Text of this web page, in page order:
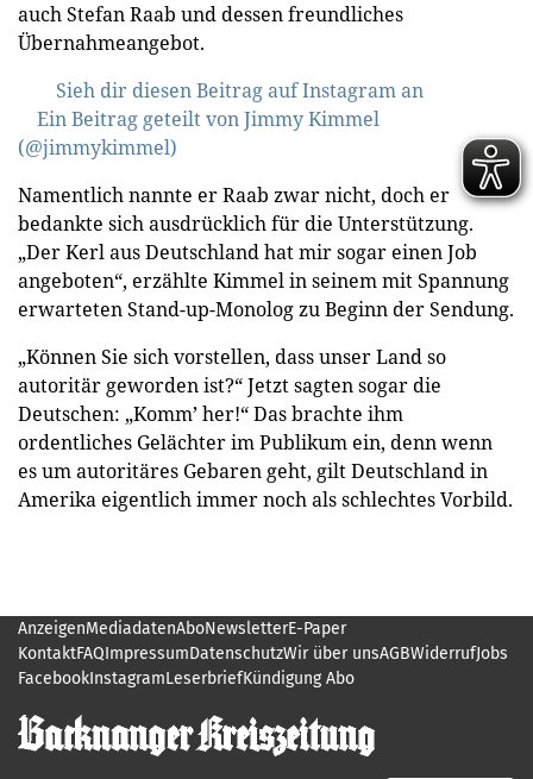
auch Stefan Raab und dessen freundliches
Übernahmeangebot.
Sieh dir diesen Beitrag auf Instagram an
Ein Beitrag geteilt von Jimmy Kimmel
(@jimmykimmel)
Namentlich nannte er Raab zwar nicht, doch er
bedankte sich ausdrücklich für die Unterstützung.
„Der Kerl aus Deutschland hat mir sogar einen Job
angeboten“, erzählte Kimmel in seinem mit Spannung
erwarteten Stand-up-Monolog zu Beginn der Sendung.
„Können Sie sich vorstellen, dass unser Land so
autoritär geworden ist?“ Jetzt sagten sogar die
Deutschen: „Komm’ her!“ Das brachte ihm
ordentliches Gelächter im Publikum ein, denn wenn
es um autoritäres Gebaren geht, gilt Deutschland in
Amerika eigentlich immer noch als schlechtes Vorbild.
AnzeigenMediadatenAboNewsletterE-Paper
KontaktFAQImpressumDatenschutzWir über unsAGBWiderrufJobs
FacebookInstagramLeserbriefKündigung Abo